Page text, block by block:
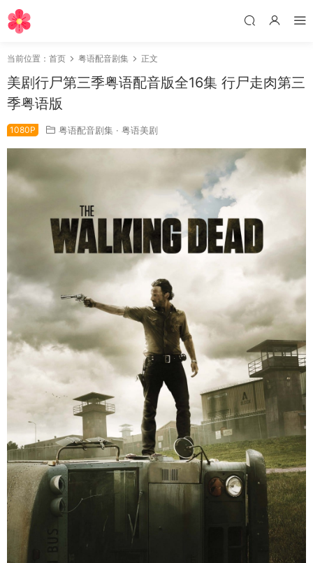
当前位置： 首页 粤语配音剧集 正文
美剧行尸第三季粤语配音版全16集 行尸走肉第三
季粤语版
1080P 粤语配音剧集 · 粤语美剧